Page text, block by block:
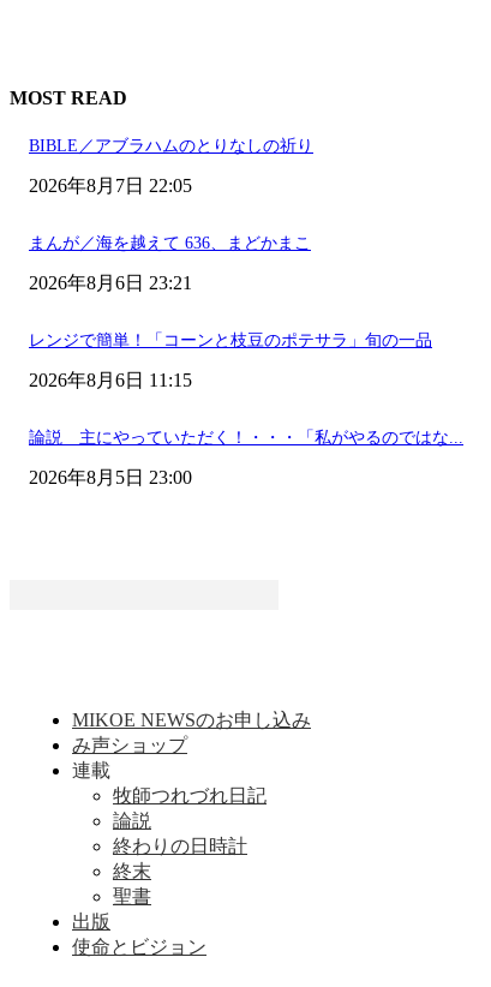
MOST READ
BIBLE／アブラハムのとりなしの祈り
2026年8月7日 22:05
まんが／海を越えて 636、まどかまこ
2026年8月6日 23:21
レンジで簡単！「コーンと枝豆のポテサラ」旬の一品
2026年8月6日 11:15
論説 主にやっていただく！・・・「私がやるのではな...
2026年8月5日 23:00
MIKOE NEWSのお申し込み
み声ショップ
連載
牧師つれづれ日記
論説
終わりの日時計
終末
聖書
出版
使命とビジョン